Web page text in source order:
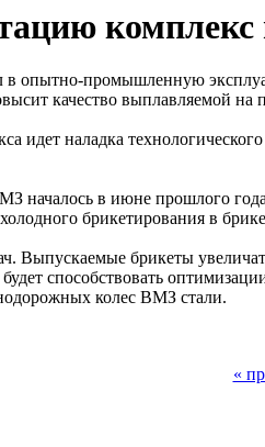
в опытно-промышленную
качество выплавляемой на
идет наладка
началось в июне прошлого
брикетирования в
Выпускаемые брикеты
способствовать
колес ВМЗ стали.
«